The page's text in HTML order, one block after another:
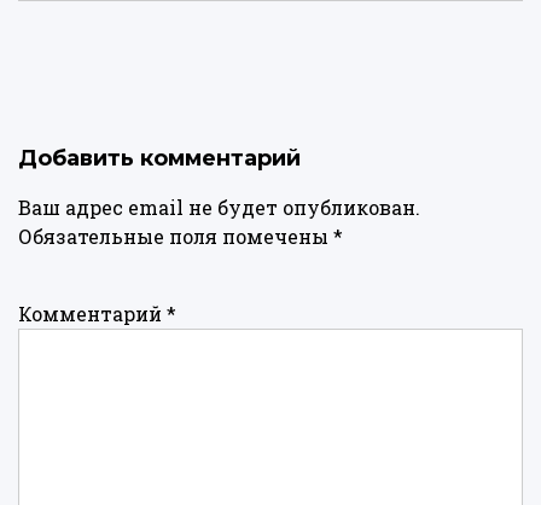
Добавить комментарий
Ваш адрес email не будет опубликован.
Обязательные поля помечены *
Комментарий *